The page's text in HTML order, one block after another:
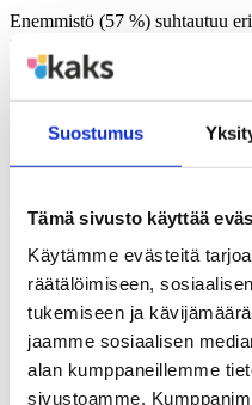
Suostumus
Tämä sivusto käyttää
Käytämme evästeitä
räätälöimiseen,
tukemiseen ja
jaamme sosiaalisen
alan kumppaneillemme
sivustoamme.
Enemmistö (57 %) suhtautuu
robotteihin kirurgisissa
viidesosa (19 %) suhtautuu
näkemyksiin. Mitä enemmän
asennoidutaan robotteihin
Suhtautuminen
Selvä enemmistö (62 %)
(20 %) näkee roboteista olevan
Robotit vanhusten hoidossa
lastenhoidossa. Kansalaisista
myönteisesti robottien apuun
nostaminen, tarjoilu,
näkemyksiä on kahdella
toinen (48 %) suhtautuu
Robottiautoja testataan eri